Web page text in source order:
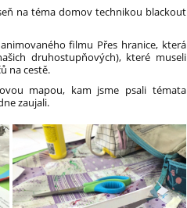
na téma domov technikou blackout
filmu Přes hranice, která
druhostupňových), které museli
na cestě.
mapou, kam jsme psali témata
zaujali.